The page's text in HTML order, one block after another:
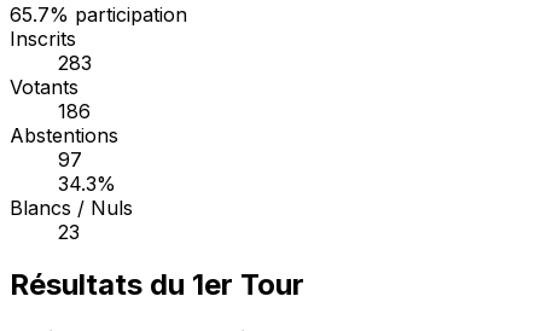
65.7% participation
Inscrits
283
Votants
186
Abstentions
97
34.3%
Blancs / Nuls
23
Résultats du 1er Tour